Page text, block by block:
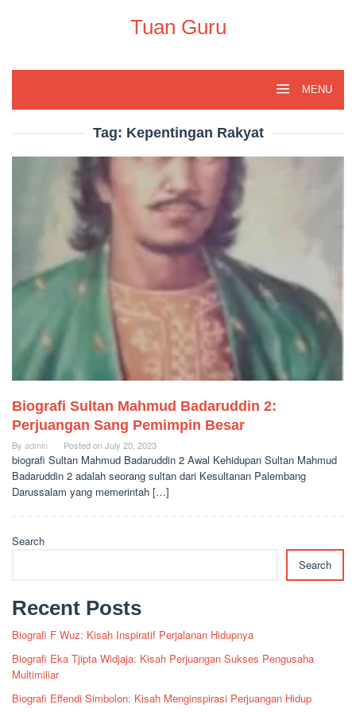
Tuan Guru
MENU
Tag: Kepentingan Rakyat
Biografi Sultan Mahmud Badaruddin 2:
Perjuangan Sang Pemimpin Besar
By admin Posted onJuly 20, 2023
biografi Sultan Mahmud Badaruddin 2 Awal Kehidupan Sultan Mahmud
Badaruddin 2 adalah seorang sultan dari Kesultanan Palembang
Darussalam yang memerintah […]
Search
Search
Recent Posts
Biografi F Wuz: Kisah Inspiratif Perjalanan Hidupnya
Biografi Eka Tjipta Widjaja: Kisah Perjuangan Sukses Pengusaha
Multimiliar
Biografi Effendi Simbolon: Kisah Menginspirasi Perjuangan Hidup